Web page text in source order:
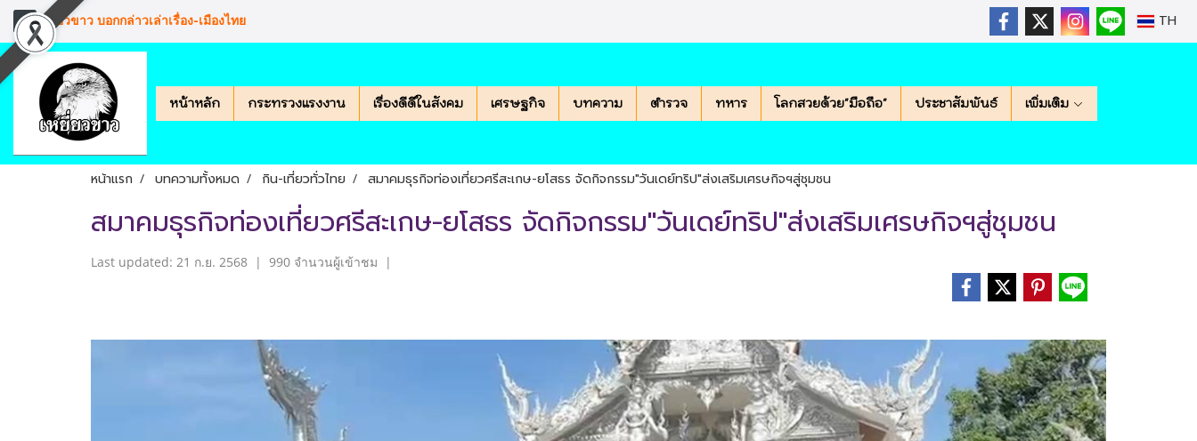
เหยียวขาว บอกกล่าวเล่าเรื่อง-เมืองไทย TH
หน้าหลัก กระทรวงแรงงาน เรื่องดีดีในสังคม เศรษฐกิจ บทความ ตำรวจ ทหาร โลกสวยด้วย"มือถือ" ประชาสัมพันธ์ เพิ่มเติม
หน้าแรก บทความทั้งหมด กิน-เที่ยวทั่วไทย สมาคมธุรกิจท่องเที่ยวศรีสะเกษ-ยโสธร จัดกิจกรรม"วันเดย์ทริป"ส่งเสริมเศรษกิจฯสู่ชุมชน
สมาคมธุรกิจท่องเที่ยวศรีสะเกษ-ยโสธร จัดกิจกรรม"วันเดย์ทริป"ส่งเสริมเศรษกิจฯสู่ชุมชน
Last updated: 21 ก.ย. 2568 | 990 จำนวนผู้เข้าชม |